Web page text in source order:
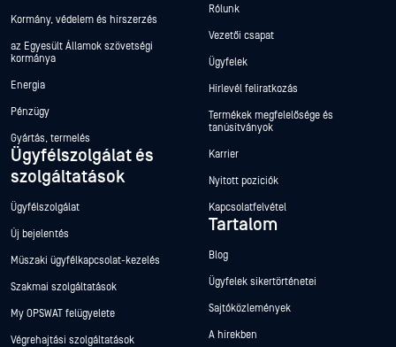
Kormány, védelem és hírszerzés
az Egyesült Államok szövetségi
kormánya
Energia
Pénzügy
Gyártás, termelés
Ügyfélszolgálat és
szolgáltatások
Ügyfélszolgálat
Új bejelentés
Műszaki ügyfélkapcsolat-kezelés
Szakmai szolgáltatások
My OPSWAT felügyelete
Végrehajtási szolgáltatások
Rólunk
Vezetői csapat
Ügyfelek
Hírlevél feliratkozás
Termékek megfelelősége és
tanúsítványok
Karrier
Nyitott pozíciók
Kapcsolatfelvétel
Tartalom
Blog
Ügyfelek sikertörténetei
Sajtóközlemények
A hírekben